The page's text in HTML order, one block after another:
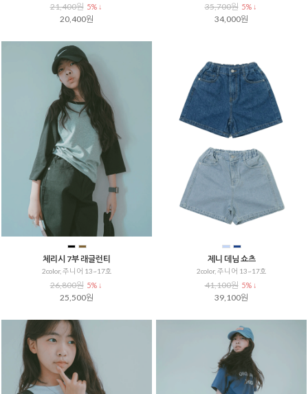
21,400원 5% ↓
20,400원
35,700원 5% ↓
34,000원
체리시 7부 래글런티
2color, 주니어 13~17호
26,800원 5% ↓
25,500원
제니 데님 쇼츠
2color, 주니어 13~17호
41,100원 5% ↓
39,100원